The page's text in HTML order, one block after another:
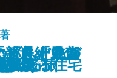
巡る旅
気ある住宅
ンス
選組」の
巡礼 中南
6 1,430円
巡礼 北部
と十二人
ふだんづ
った「風
風景」
生活
歩く